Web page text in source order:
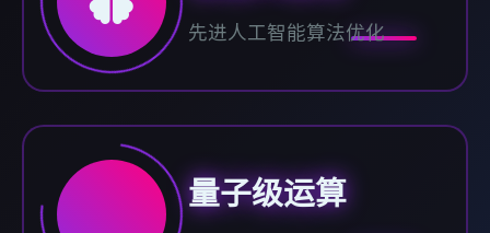
先进人工智能算法优化
量子级运算